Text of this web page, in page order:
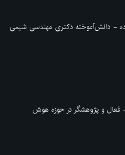
- دانش‌آموخته دکتری مهندسی شیمی
- فعال و پژوهشگر در حوزه هوش